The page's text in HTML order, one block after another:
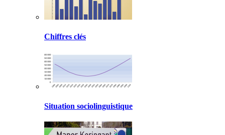
Chiffres clés
Situation sociolinguistique